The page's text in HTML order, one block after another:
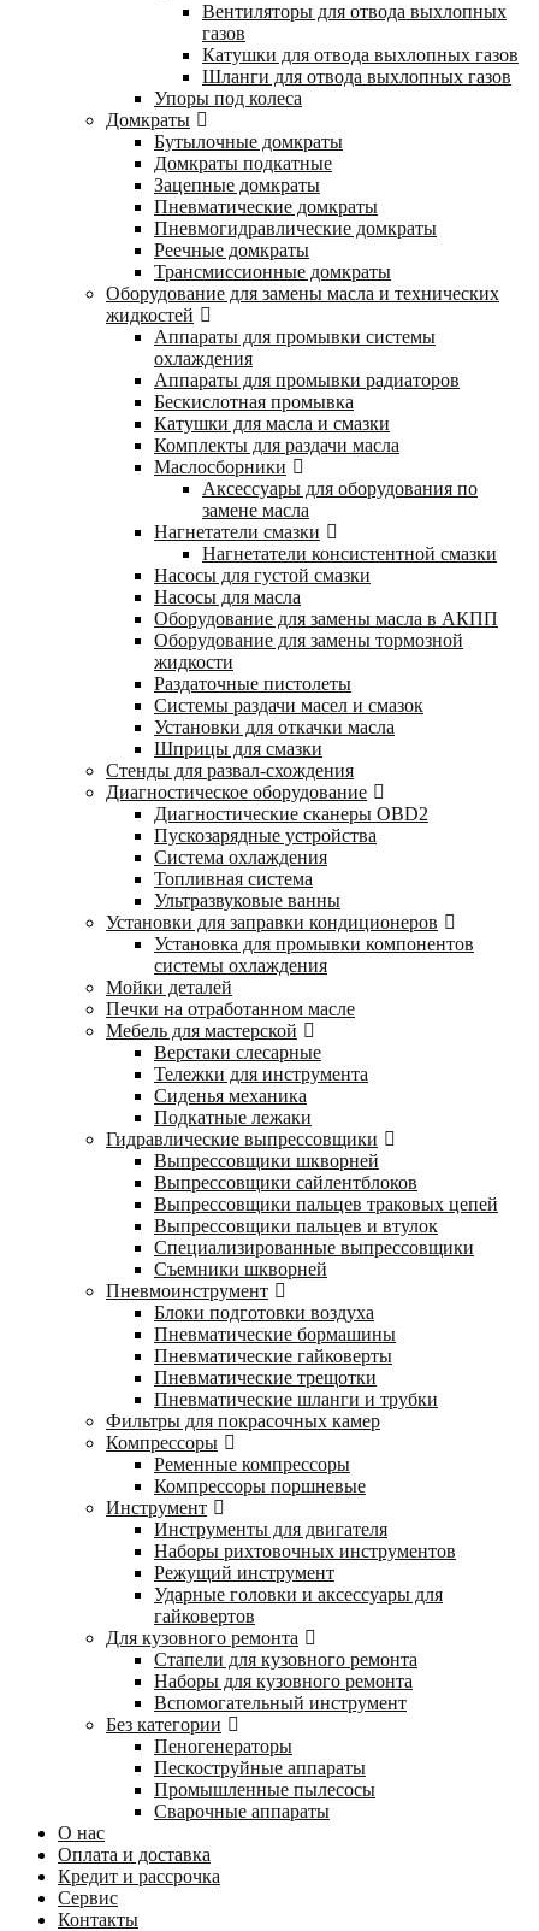
Вентиляторы для отвода выхлопных
газов
Катушки для отвода выхлопных газов
Шланги для отвода выхлопных газов
Упоры под колеса
Домкраты
Бутылочные домкраты
Домкраты подкатные
Зацепные домкраты
Пневматические домкраты
Пневмогидравлические домкраты
Реечные домкраты
Трансмиссионные домкраты
Оборудование для замены масла и технических
жидкостей
Аппараты для промывки системы
охлаждения
Аппараты для промывки радиаторов
Бескислотная промывка
Катушки для масла и смазки
Комплекты для раздачи масла
Маслосборники
Аксессуары для оборудования по
замене масла
Нагнетатели смазки
Нагнетатели консистентной смазки
Насосы для густой смазки
Насосы для масла
Оборудование для замены масла в АКПП
Оборудование для замены тормозной
жидкости
Раздаточные пистолеты
Системы раздачи масел и смазок
Установки для откачки масла
Шприцы для смазки
Стенды для развал-схождения
Диагностическое оборудование
Диагностические сканеры OBD2
Пускозарядные устройства
Система охлаждения
Топливная система
Ультразвуковые ванны
Установки для заправки кондиционеров
Установка для промывки компонентов
системы охлаждения
Мойки деталей
Печки на отработанном масле
Мебель для мастерской
Верстаки слесарные
Тележки для инструмента
Сиденья механика
Подкатные лежаки
Гидравлические выпрессовщики
Выпрессовщики шкворней
Выпрессовщики сайлентблоков
Выпрессовщики пальцев траковых цепей
Выпрессовщики пальцев и втулок
Специализированные выпрессовщики
Cъемники шкворней
Пневмоинструмент
Блоки подготовки воздуха
Пневматические бормашины
Пневматические гайковерты
Пневматические трещотки
Пневматические шланги и трубки
Фильтры для покрасочных камер
Компрессоры
Ременные компрессоры
Компрессоры поршневые
Инструмент
Инструменты для двигателя
Наборы рихтовочных инструментов
Режущий инструмент
Ударные головки и аксессуары для
гайковертов
Для кузовного ремонта
Стапели для кузовного ремонта
Наборы для кузовного ремонта
Вспомогательный инструмент
Без категории
Пеногенераторы
Пескоструйные аппараты
Промышленные пылесосы
Сварочные аппараты
О нас
Оплата и доставка
Кредит и рассрочка
Сервис
Контакты